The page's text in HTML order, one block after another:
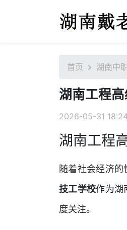
首页 湖南中
湖南工程
2026-05-31
湖南工程
随着社会经济
技工学校作为湖
度关注。